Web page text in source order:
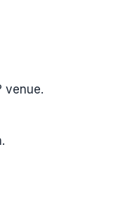
venue.